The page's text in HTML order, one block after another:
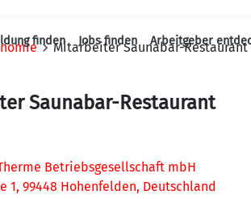
Haupt-
finden Jobs finden Arbeitgeber
Mitarbeiter Saunabar-
Saunabar-Restaurant
Betriebsgesellschaft mbH
1, 99448 Hohenfelden, Deutschland